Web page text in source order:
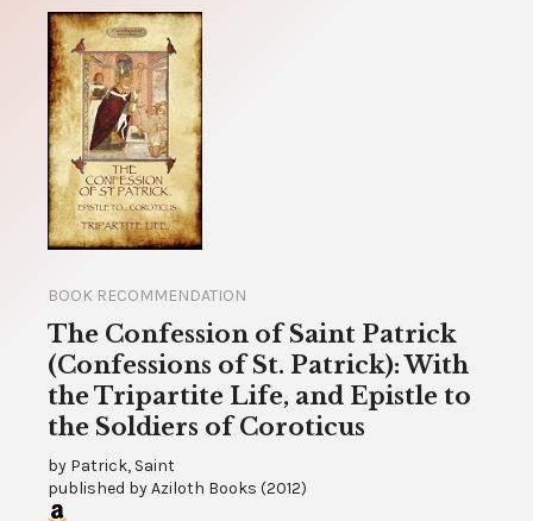
BOOK RECOMMENDATION
The Confession of Saint Patrick
(Confessions of St. Patrick): With
the Tripartite Life, and Epistle to
the Soldiers of Coroticus
by Patrick, Saint
published byAziloth Books (2012)